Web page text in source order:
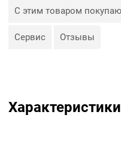
С этим товаром
Сервис Отзывы
Характеристики